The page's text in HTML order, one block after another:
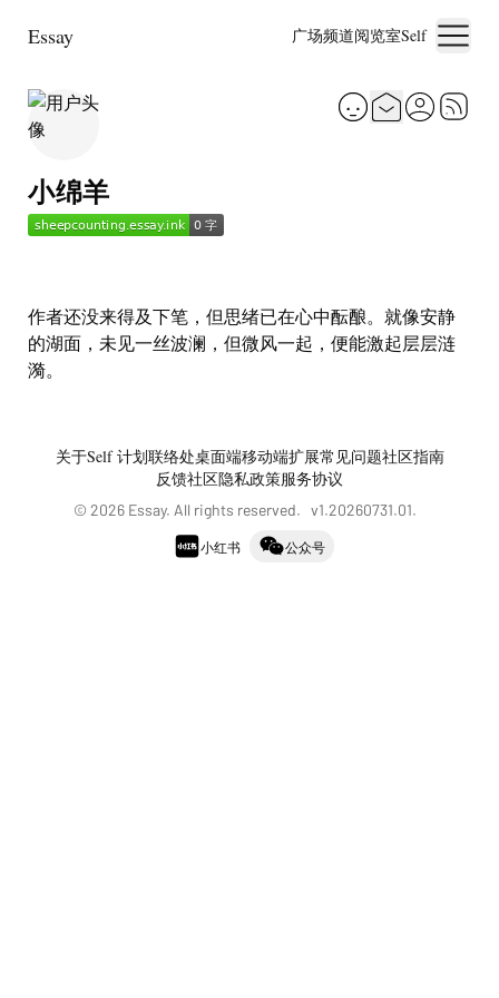
Essay 广场频道阅览室Self
小绵羊
作者还没来得及下笔，但思绪已在心中酝酿。就像安静
的湖面，未见一丝波澜，但微风一起，便能激起层层涟
漪。
关于Self 计划联络处桌面端移动端扩展常见问题社区指南
反馈社区隐私政策服务协议
© 2026 Essay. All rights reserved. v1.20260731.01.
小红书 公众号